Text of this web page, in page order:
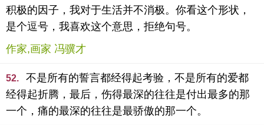
积极的因子，我对于生活并不消极。你看这个形状，
是个逗号，我喜欢这个意思，拒绝句号。
作家,画家 冯骥才
52.
不是所有的誓言都经得起考验，不是所有的爱都
经得起折腾，最后，伤得最深的往往是付出最多的那
一个，痛的最深的往往是最骄傲的那一个。